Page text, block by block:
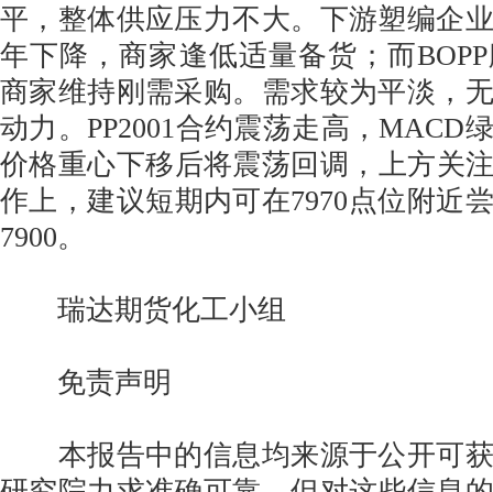
平，整体供应压力不大。下游塑编企
年下降，商家逢低适量备货；而
商家维持刚需采购。需求较为平淡，
动力。PP2001合约震荡走高，MACD
价格重心下移后将震荡回调，上方关
作上，建议短期内可在7970点位附近
7900。
瑞达期货化工小组
免责声明
本报告中的信息均来源于公开可获